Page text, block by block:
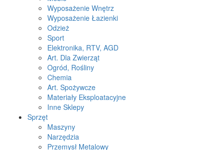
Wyposażenie Wnętrz
Wyposażenie Łazienki
Odzież
Sport
Elektronika, RTV, AGD
Art. Dla Zwierząt
Ogród, Rośliny
Chemia
Art. Spożywcze
Materiały Eksploatacyjne
Inne Sklepy
Sprzęt
Maszyny
Narzędzia
Przemysł Metalowy